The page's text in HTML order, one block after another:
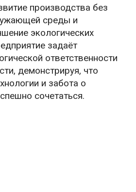
производства без
среды и
экологических
задаёт
ответственности
демонстрируя, что
и забота о
сочетаться.